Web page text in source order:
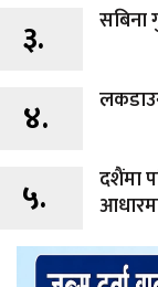
३.
४.
५.
दशैंमा